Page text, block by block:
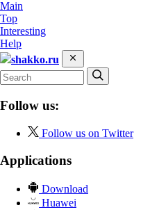
Main
Top
Interesting
Help
shakko.ru
Follow us:
Follow us on Twitter
Applications
Download
Huawei